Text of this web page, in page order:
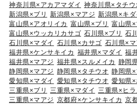
神奈川県×アカアマダイ 神奈川県×タチウ
新潟県×ブリ
新潟県×マアジ 新潟県×キダ
富山県×アオリイカ 富山県×ブリ 富山県×
富山県×ウッカリカサゴ 石川県×ブリ
石
石川県×マダイ 石川県×カサゴ 石川県×マ
福井県×ケンサキイカ 福井県×マダイ 福
福井県×マアジ 福井県×スルメイカ 静岡
静岡県×マアジ 静岡県×タチウオ 静岡県×
愛知県×マダイ 愛知県×タチウオ 愛知県×
三重県×ブリ
三重県×マダイ 三重県×ヒラ
三重県×マアジ 京都府×ケンサキイカ 京